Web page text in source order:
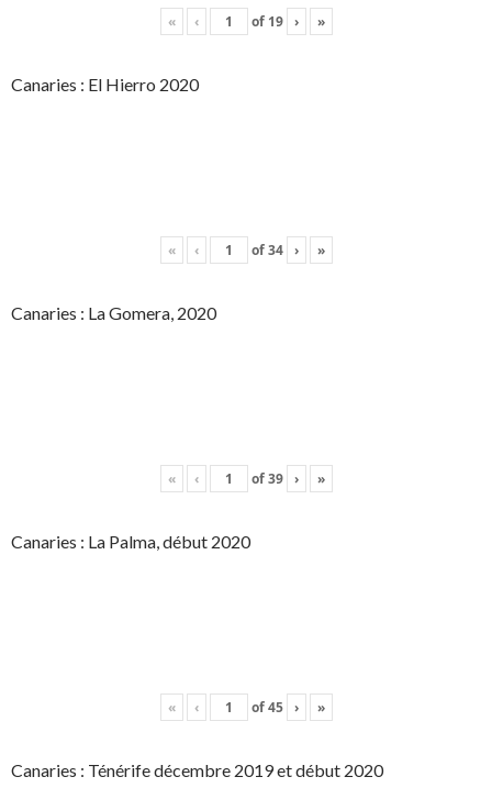
« ‹ of 19 › »
Canaries : El Hierro 2020
« ‹ of34 › »
Canaries : La Gomera, 2020
« ‹ of39 › »
Canaries : La Palma, début 2020
« ‹ of45 › »
Canaries : Ténérife décembre 2019 et début 2020